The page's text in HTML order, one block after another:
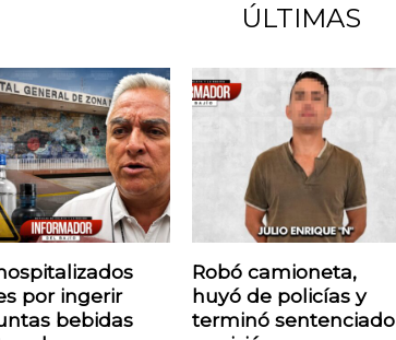
ÚLTIMAS
por ingerir
bebidas
Robó camioneta,
huyó de policías y
terminó sentenciado